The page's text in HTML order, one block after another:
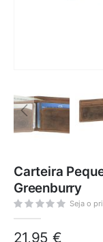
o
início
da
Galeria
de
imagens
Carteira
Greenburry
Seja o
21,95 €